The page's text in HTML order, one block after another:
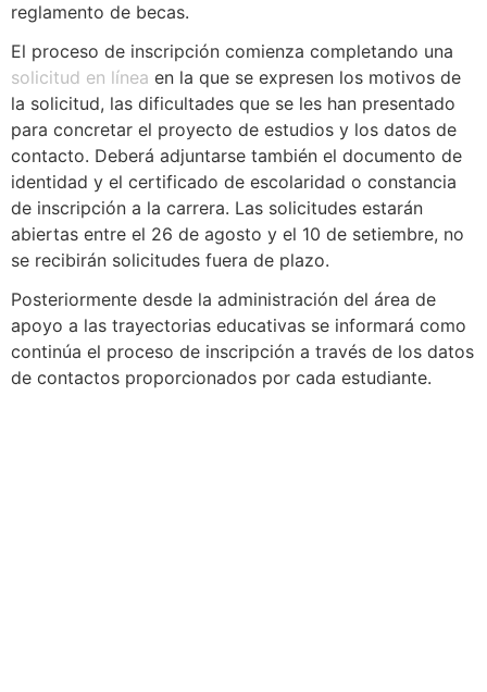
reglamento de becas.
El proceso de inscripción comienza completando una
solicitud en línea en la que se expresen los motivos de
la solicitud, las dificultades que se les han presentado
para concretar el proyecto de estudios y los datos de
contacto. Deberá adjuntarse también el documento de
identidad y el certificado de escolaridad o constancia
de inscripción a la carrera. Las solicitudes estarán
abiertas entre el 26 de agosto y el 10 de setiembre, no
se recibirán solicitudes fuera de plazo.
Posteriormente desde la administración del área de
apoyo a las trayectorias educativas se informará como
continúa el proceso de inscripción a través de los datos
de contactos proporcionados por cada estudiante.